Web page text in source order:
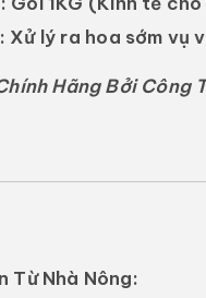
Xử lý ra hoa sớm vụ
Hãng Bởi Công
Từ Nhà Nông: